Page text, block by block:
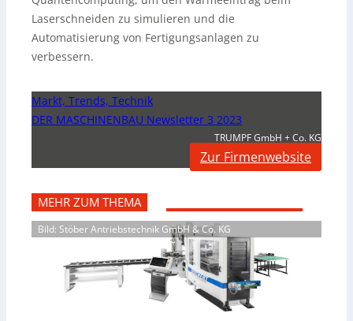
Laserschneiden zu simulieren und die
Automatisierung von Fertigungsanlagen zu
verbessern.
Markt, Trends, Technik
DER MASCHINENBAU Newsletter 3 2023
TRUMPF GmbH + Co. KG
Zur Firmenwebsite
MEHR ZUM THEMA
Bild: Stöber Antriebstechnik GmbH & Co. KG